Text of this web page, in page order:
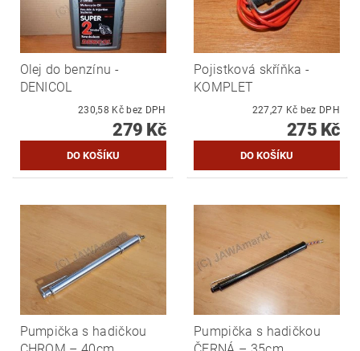
Olej do benzínu -
DENICOL
230,58 Kč bez DPH
279 Kč
Pojistková skříňka -
KOMPLET
227,27 Kč bez DPH
275 Kč
Pumpička s hadičkou
Pumpička s hadičkou